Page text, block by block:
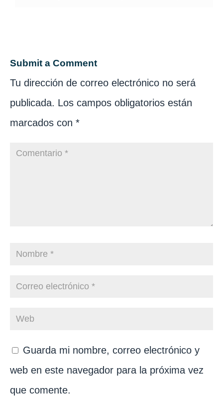
Submit a Comment
Tu dirección de correo electrónico no será
publicada. Los campos obligatorios están
marcados con *
Guarda mi nombre, correo electrónico y
web en este navegador para la próxima vez
que comente.